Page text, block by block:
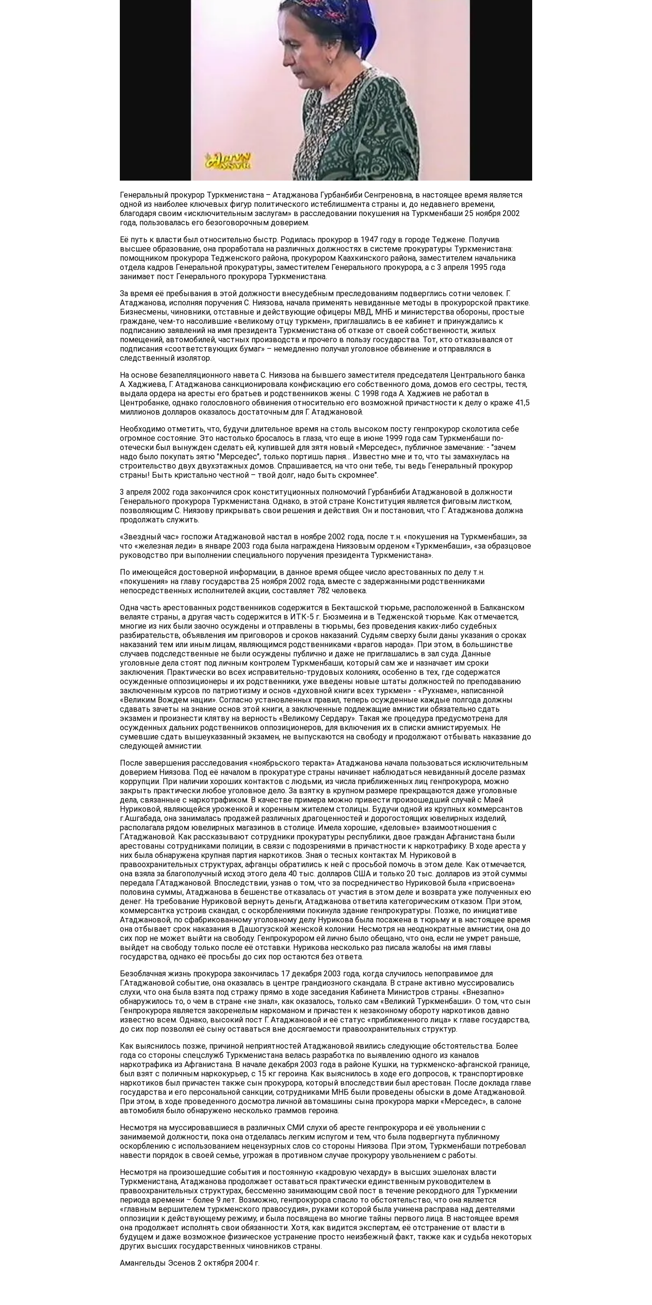
Генеральный прокурор Туркменистана – Атаджанова Гурбанбиби Сенгреновна, в настоящее время является
одной из наиболее ключевых фигур политического истеблишмента страны и, до недавнего времени,
благодаря своим «исключительным заслугам» в расследовании покушения на Туркменбаши 25 ноября 2002
года, пользовалась его безоговорочным доверием.
Её путь к власти был относительно быстр. Родилась прокурор в 1947 году в городе Теджене. Получив
высшее образование, она проработала на различных должностях в системе прокуратуры Туркменистана:
помощником прокурора Тедженского района, прокурором Каахкинского района, заместителем начальника
отдела кадров Генеральной прокуратуры, заместителем Генерального прокурора, а с 3 апреля 1995 года
занимает пост Генерального прокурора Туркменистана.
За время её пребывания в этой должности внесудебным преследованиям подверглись сотни человек. Г.
Атаджанова, исполняя поручения С. Ниязова, начала применять невиданные методы в прокурорской практике.
Бизнесмены, чиновники, отставные и действующие офицеры МВД, МНБ и министерства обороны, простые
граждане, чем-то насолившие «великому отцу туркмен», приглашались в ее кабинет и принуждались к
подписанию заявлений на имя президента Туркменистана об отказе от своей собственности, жилых
помещений, автомобилей, частных производств и прочего в пользу государства. Тот, кто отказывался от
подписания «соответствующих бумаг» – немедленно получал уголовное обвинение и отправлялся в
следственный изолятор.
На основе безапелляционного навета С. Ниязова на бывшего заместителя председателя Центрального банка
А. Хаджиева, Г. Атаджанова санкционировала конфискацию его собственного дома, домов его сестры, тестя,
выдала ордера на аресты его братьев и родственников жены. С 1998 года А. Хаджиев не работал в
Центробанке, однако голословного обвинения относительно его возможной причастности к делу о краже 41,5
миллионов долларов оказалось достаточным для Г. Атаджановой.
Необходимо отметить, что, будучи длительное время на столь высоком посту генпрокурор сколотила себе
огромное состояние. Это настолько бросалось в глаза, что еще в июне 1999 года сам Туркменбаши по-
отечески был вынужден сделать ей, купившей для зятя новый «Мерседес», публичное замечание: - "зачем
надо было покупать зятю "Мерседес", только портишь парня… Известно мне и то, что ты замахнулась на
строительство двух двухэтажных домов. Спрашивается, на что они тебе, ты ведь Генеральный прокурор
страны! Быть кристально честной – твой долг, надо быть скромнее".
3 апреля 2002 года закончился срок конституционных полномочий Гурбанбиби Атаджановой в должности
Генерального прокурора Туркменистана. Однако, в этой стране Конституция является фиговым листком,
позволяющим С. Ниязову прикрывать свои решения и действия. Он и постановил, что Г. Атаджанова должна
продолжать служить.
«Звездный час» госпожи Атаджановой настал в ноябре 2002 года, после т.н. «покушения на Туркменбаши», за
что «железная леди» в январе 2003 года была награждена Ниязовым орденом «Туркменбаши», «за образцовое
руководство при выполнении специального поручения президента Туркменистана».
По имеющейся достоверной информации, в данное время общее число арестованных по делу т.н.
«покушения» на главу государства 25 ноября 2002 года, вместе с задержанными родственниками
непосредственных исполнителей акции, составляет 782 человека.
Одна часть арестованных родственников содержится в Бекташской тюрьме, расположенной в Балканском
велаяте страны, а другая часть содержится в ИТК-5 г. Бюзмеина и в Тедженской тюрьме. Как отмечается,
многие из них были заочно осуждены и отправлены в тюрьмы, без проведения каких-либо судебных
разбирательств, объявления им приговоров и сроков наказаний. Судьям сверху были даны указания о сроках
наказаний тем или иным лицам, являющимся родственниками «врагов народа». При этом, в большинстве
случаев подследственные не были осуждены публично и даже не приглашались в зал суда. Данные
уголовные дела стоят под личным контролем Туркменбаши, который сам же и назначает им сроки
заключения. Практически во всех исправительно-трудовых колониях, особенно в тех, где содержатся
осужденные оппозиционеры и их родственники, уже введены новые штаты должностей по преподаванию
заключенным курсов по патриотизму и основ «духовной книги всех туркмен» - «Рухнаме», написанной
«Великим Вождем нации». Согласно установленных правил, теперь осужденные каждые полгода должны
сдавать зачеты на знание основ этой книги, а заключенные подлежащие амнистии обязательно сдать
экзамен и произнести клятву на верность «Великому Сердару». Такая же процедура предусмотрена для
осужденных дальних родственников оппозиционеров, для включения их в списки амнистируемых. Не
сумевшие сдать вышеуказанный экзамен, не выпускаются на свободу и продолжают отбывать наказание до
следующей амнистии.
После завершения расследования «ноябрьского теракта» Атаджанова начала пользоваться исключительным
доверием Ниязова. Под её началом в прокуратуре страны начинает наблюдаться невиданный доселе размах
коррупции. При наличии хороших контактов с людьми, из числа приближенных лиц генпрокурора, можно
закрыть практически любое уголовное дело. За взятку в крупном размере прекращаются даже уголовные
дела, связанные с наркотрафиком. В качестве примера можно привести произошедший случай с Маей
Нуриковой, являющейся уроженкой и коренным жителем столицы. Будучи одной из крупных коммерсантов
г.Ашгабада, она занималась продажей различных драгоценностей и дорогостоящих ювелирных изделий,
располагала рядом ювелирных магазинов в столице. Имела хорошие, «деловые» взаимоотношения с
Г.Атаджановой. Как рассказывают сотрудники прокуратуры республики, двое граждан Афганистана были
арестованы сотрудниками полиции, в связи с подозрениями в причастности к наркотрафику. В ходе ареста у
них была обнаружена крупная партия наркотиков. Зная о тесных контактах М. Нуриковой в
правоохранительных структурах, афганцы обратились к ней с просьбой помочь в этом деле. Как отмечается,
она взяла за благополучный исход этого дела 40 тыс. долларов США и только 20 тыс. долларов из этой суммы
передала Г.Атаджановой. Впоследствии, узнав о том, что за посредничество Нуриковой была «присвоена»
половина суммы, Атаджанова в бешенстве отказалась от участия в этом деле и возврата уже полученных ею
денег. На требование Нуриковой вернуть деньги, Атаджанова ответила категорическим отказом. При этом,
коммерсантка устроив скандал, с оскорблениями покинула здание генпрокуратуры. Позже, по инициативе
Атаджановой, по сфабрикованному уголовному делу Нурикова была посажена в тюрьму и в настоящее время
она отбывает срок наказания в Дашогузской женской колонии. Несмотря на неоднократные амнистии, она до
сих пор не может выйти на свободу. Генпрокурором ей лично было обещано, что она, если не умрет раньше,
выйдет на свободу только после её отставки. Нурикова несколько раз писала жалобы на имя главы
государства, однако её просьбы до сих пор остаются без ответа.
Безоблачная жизнь прокурора закончилась 17 декабря 2003 года, когда случилось непоправимое для
Г.Атаджановой событие, она оказалась в центре грандиозного скандала. В стране активно муссировались
слухи, что она была взята под стражу прямо в ходе заседания Кабинета Министров страны. «Внезапно»
обнаружилось то, о чем в стране «не знал», как оказалось, только сам «Великий Туркменбаши». О том, что сын
Генпрокурора является закоренелым наркоманом и причастен к незаконному обороту наркотиков давно
известно всем. Однако, высокий пост Г. Атаджановой и её статус «приближенного лица» к главе государства,
до сих пор позволял её сыну оставаться вне досягаемости правоохранительных структур.
Как выяснилось позже, причиной неприятностей Атаджановой явились следующие обстоятельства. Более
года со стороны спецслужб Туркменистана велась разработка по выявлению одного из каналов
наркотрафика из Афганистана. В начале декабря 2003 года в районе Кушки, на туркменско-афганской границе,
был взят с поличным наркокурьер, с 15 кг героина. Как выяснилось в ходе его допросов, к транспортировке
наркотиков был причастен также сын прокурора, который впоследствии был арестован. После доклада главе
государства и его персональной санкции, сотрудниками МНБ были проведены обыски в доме Атаджановой.
При этом, в ходе проведенного досмотра личной автомашины сына прокурора марки «Мерседес», в салоне
автомобиля было обнаружено несколько граммов героина.
Несмотря на муссировавшиеся в различных СМИ слухи об аресте генпрокурора и её увольнении с
занимаемой должности, пока она отделалась легким испугом и тем, что была подвергнута публичному
оскорблению с использованием нецензурных слов со стороны Ниязова. При этом, Туркменбаши потребовал
навести порядок в своей семье, угрожая в противном случае прокурору увольнением с работы.
Несмотря на произошедшие события и постоянную «кадровую чехарду» в высших эшелонах власти
Туркменистана, Атаджанова продолжает оставаться практически единственным руководителем в
правоохранительных структурах, бессменно занимающим свой пост в течение рекордного для Туркмении
периода времени – более 9 лет. Возможно, генпрокурора спасло то обстоятельство, что она является
«главным вершителем туркменского правосудия», руками которой была учинена расправа над деятелями
оппозиции к действующему режиму, и была посвящена во многие тайны первого лица. В настоящее время
она продолжает исполнять свои обязанности. Хотя, как видится экспертам, её отстранение от власти в
будущем и даже возможное физическое устранение просто неизбежный факт, также как и судьба некоторых
других высших государственных чиновников страны.
Амангельды Эсенов 2 октября 2004 г.